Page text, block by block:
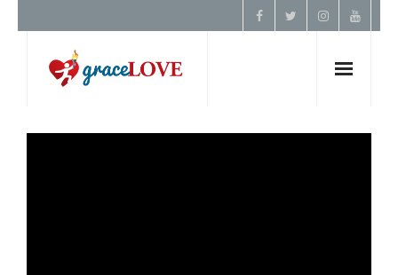
Hem